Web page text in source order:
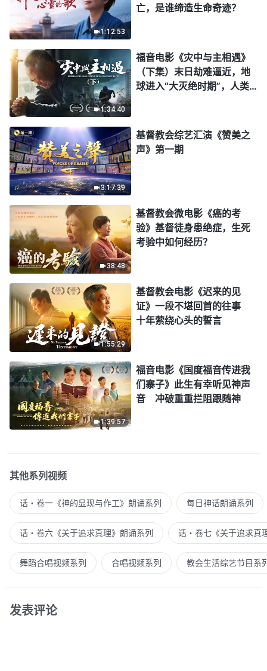
1:12:53
亡，是谁缔造生命奇迹？
1:34:40
福音电影《灾中与主相遇》
（下集）末日劫难逼近，地
球进入“大灭绝时期”，人类
3:17:39
基督教会综艺汇演《赞美之
声》第一期
38:48
基督教会微电影《癌的考
验》基督徒身患绝症，生死
考验中如何经历？
1:55:29
基督教会电影《迟来的见
证》一段不堪回首的往事
十年萦绕心头的誓言
1:39:57
福音电影《国度福音传进我
们寨子》此生有幸听见神声
音 冲破重重拦阻跟随神
其他系列视频
话・卷一《神的显现与作工》朗诵系列 每日神话朗诵系列
话・卷六《关于追求真理》朗诵系列 话・卷七《关于追求真
舞蹈合唱视频系列 合唱视频系列 教会生活综艺节目系
发表评论